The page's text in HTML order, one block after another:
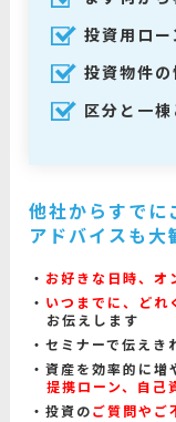
投資用ロ
投資物件
区分と一
他社からすでに
アドバイスも大
お好きな日時、オ
いつまでに、どれ
お伝えします
セミナーで伝えき
資産を効率的に増
提携ローン、自己
投資のご質問やご